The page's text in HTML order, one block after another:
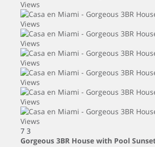
7 3
Gorgeous 3BR House with Pool